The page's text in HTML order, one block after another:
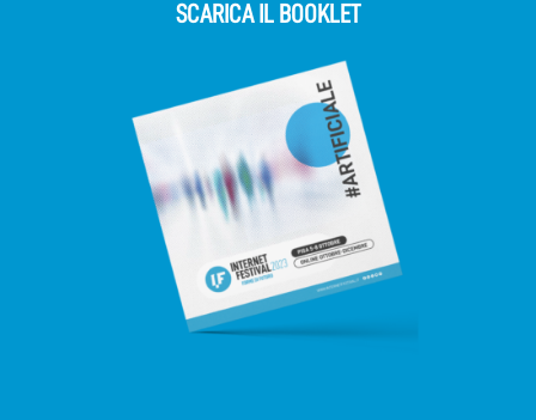
SCARICA IL BOOKLET